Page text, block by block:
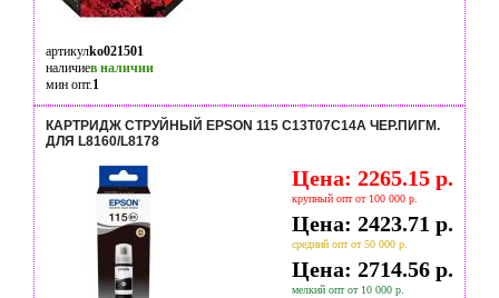
артикулko021501
наличиев наличии
мин опт.1
КАРТРИДЖ СТРУЙНЫЙ EPSON 115 C13T07C14A ЧЕР.ПИГМ.
ДЛЯ L8160/L8178
Цена: 2265.15 р.
крупный опт от 100 000 р.
Цена: 2423.71 р.
средний опт от 50 000 р.
Цена: 2714.56 р.
мелкий опт от 10 000 р.